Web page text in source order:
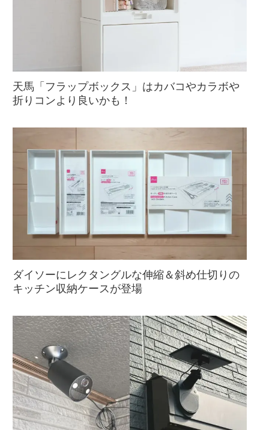
天馬「フラップボックス」はカバコやカラボや
折りコンより良いかも！
ダイソーにレクタングルな伸縮＆斜め仕切りの
キッチン収納ケースが登場